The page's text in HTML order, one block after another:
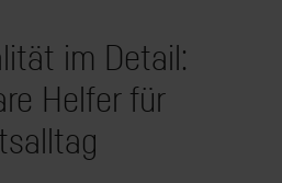
im Detail:
Helfer für